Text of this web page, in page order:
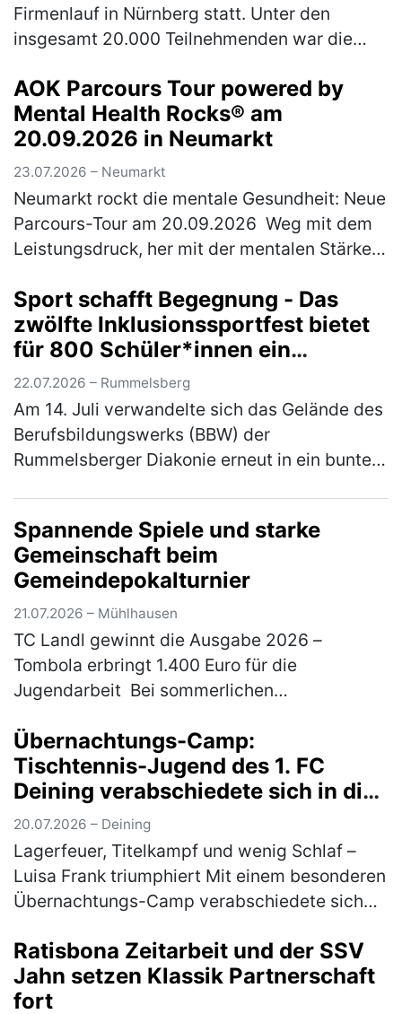
Firmenlauf in Nürnberg statt. Unter den
insgesamt 20.000 Teilnehmenden war die
engagierten Team von 244 Läufer*innen so
star…(mehr)
AOK Parcours Tour powered by
Mental Health Rocks® am
20.09.2026 in Neumarkt
23.07.2026 – Neumarkt
Neumarkt rockt die mentale Gesundheit: Neue
Parcours-Tour am 20.09.2026 Weg mit dem
Leistungsdruck, her mit der mentalen Stärke:
Neumarkt zum Hotspot für Achtsamk…(mehr)
Sport schafft Begegnung - Das
zwölfte Inklusionssportfest bietet
für 800 Schüler*innen ein
vielfältiges Bewegungsangebot
22.07.2026 – Rummelsberg
Am 14. Juli verwandelte sich das Gelände des
Berufsbildungswerks (BBW) der
Rummelsberger Diakonie erneut in ein buntes
(mehr)
Spannende Spiele und starke
Gemeinschaft beim
Gemeindepokalturnier
21.07.2026 – Mühlhausen
TC Landl gewinnt die Ausgabe 2026 –
Tombola erbringt 1.400 Euro für die
Jugendarbeit Bei sommerlichen
das traditionelle Gemeindepokalturnier des
TC 77 Mühl…(mehr)
Übernachtungs-Camp:
Tischtennis-Jugend des 1. FC
Deining verabschiedete sich in die
Sommerpause
20.07.2026 – Deining
Lagerfeuer, Titelkampf und wenig Schlaf –
Luisa Frank triumphiert Mit einem besonderen
Übernachtungs-Camp verabschiedete sich
die Sommerpause. Zum Abschluss…(mehr)
Ratisbona Zeitarbeit und der SSV
Jahn setzen Klassik Partnerschaft
fort